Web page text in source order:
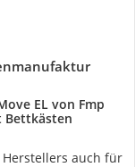
EL von Fmp
Bettkästen
auch für